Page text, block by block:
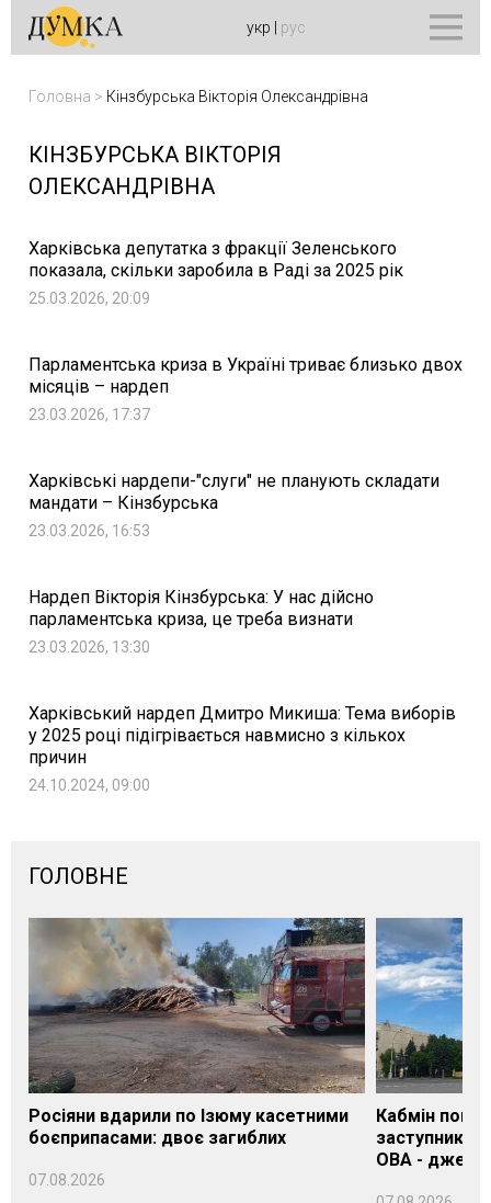
укр рус
Головна > Кінзбурська Вікторія Олександрівна
КІНЗБУРСЬКА ВІКТОРІЯ
ОЛЕКСАНДРІВНА
Харківська депутатка з фракції Зеленського
показала, скільки заробила в Раді за 2025 рік
25.03.2026, 20:09
Парламентська криза в Україні триває близько двох
місяців – нардеп
23.03.2026, 17:37
Харківські нардепи-"слуги" не планують складати
мандати – Кінзбурська
23.03.2026, 16:53
Нардеп Вікторія Кінзбурська: У нас дійсно
парламентська криза, це треба визнати
23.03.2026, 13:30
Харківський нардеп Дмитро Микиша: Тема виборів
у 2025 році підігрівається навмисно з кількох
причин
24.10.2024, 09:00
ГОЛОВНЕ
Росіяни вдарили по Ізюму касетними
боєприпасами: двоє загиблих
07.08.2026
Кабмін
заступника
ОВА -